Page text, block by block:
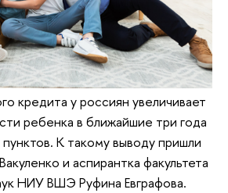
кредита у россиян увеличивает
ребенка в ближайшие три года
К такому выводу пришли
и аспирантка факультета
НИУ ВШЭ Руфина Евграфова.